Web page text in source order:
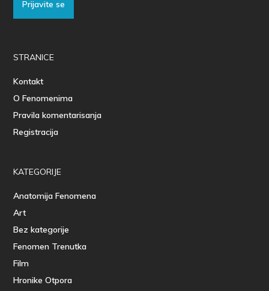
Prijavite se
STRANICE
Kontakt
O Fenomenima
Pravila komentarisanja
Registracija
KATEGORIJE
Anatomija Fenomena
Art
Bez kategorije
Fenomen Trenutka
Film
Hronike Otpora